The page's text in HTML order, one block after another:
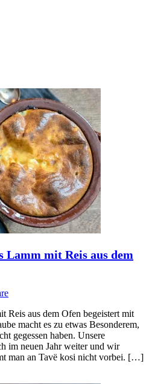
Lamm mit Reis aus dem
Reis aus dem Ofen begeistert mit
macht es zu etwas Besonderem,
gegessen haben. Unsere
im neuen Jahr weiter und wir
man an Tavë kosi nicht vorbei. […]